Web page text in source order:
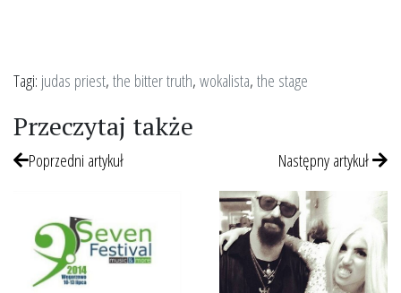
Tagi: judas priest,the bitter truth,wokalista,the stage
Przeczytaj także
Poprzedni artykuł Następny artykuł